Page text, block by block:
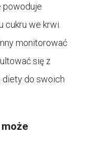
powoduje
cukru we krwi.
monitorować
się z
diety do swoich